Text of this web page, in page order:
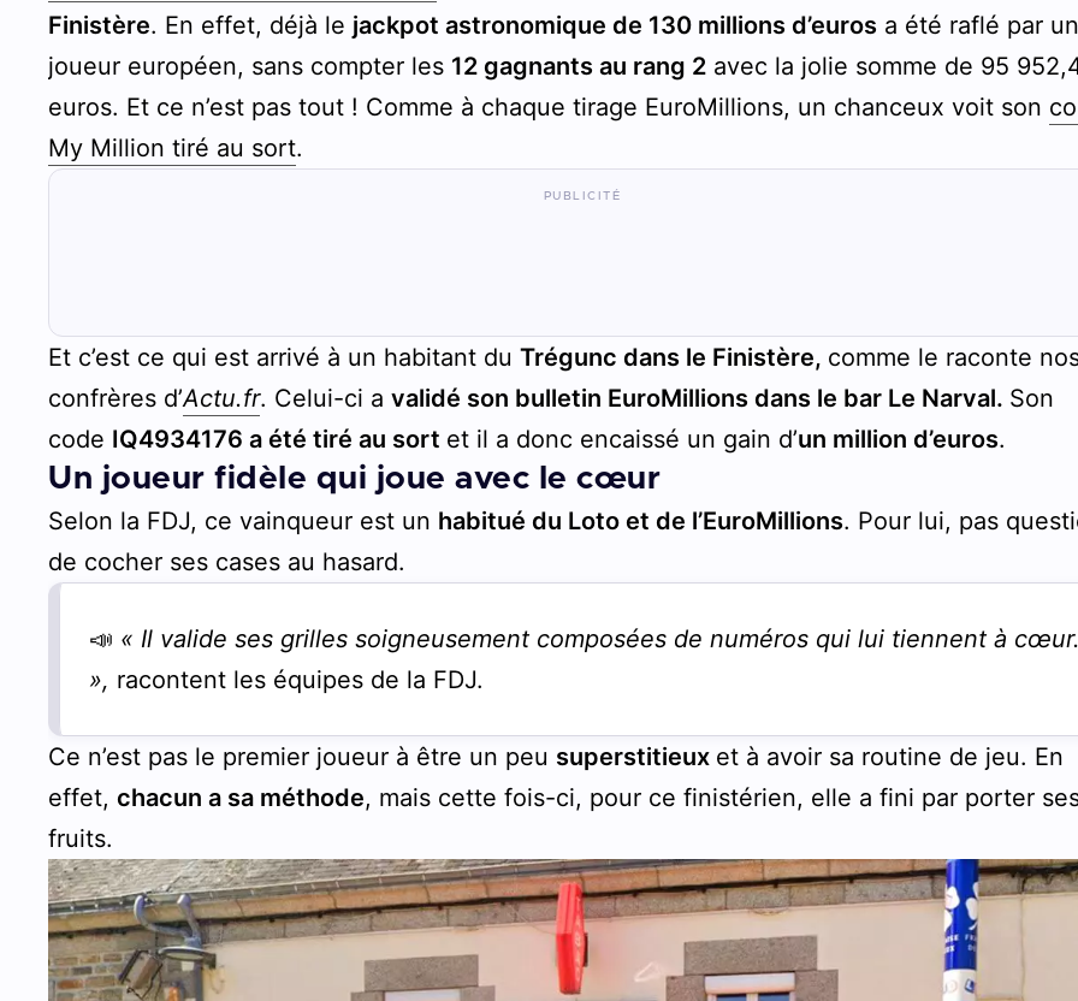
Finistère. En effet, déjà le jackpot astronomique de 130 millions d’euros a été raflé par
joueur européen, sans compter les 12 gagnants au rang 2 avec la jolie somme de 95
euros. Et ce n’est pas tout ! Comme à chaque tirage EuroMillions, un chanceux voit son
My Million tiré au sort.
Et c’est ce qui est arrivé à un habitant duTrégunc dans le Finistère, comme le raconte
confrères d’Actu.fr. Celui-ci avalidé son bulletin EuroMillions dans le bar Le Narval. Son
code IQ4934176 a été tiré au sort et il a donc encaissé un gain d’un million d’euros.
Un joueur fidèle qui joue avec le cœur
Selon la FDJ, ce vainqueur est un habitué du Loto et de l’EuroMillions. Pour lui, pas
de cocher ses cases au hasard.
📣 « Il valide ses grilles soigneusement composées de numéros qui lui tiennent à
», racontent les équipes de la FDJ.
Ce n’est pas le premier joueur à être un peu superstitieux et à avoir sa routine de jeu. En
effet,chacun a sa méthode, mais cette fois-ci, pour ce finistérien, elle a fini par porter
fruits.